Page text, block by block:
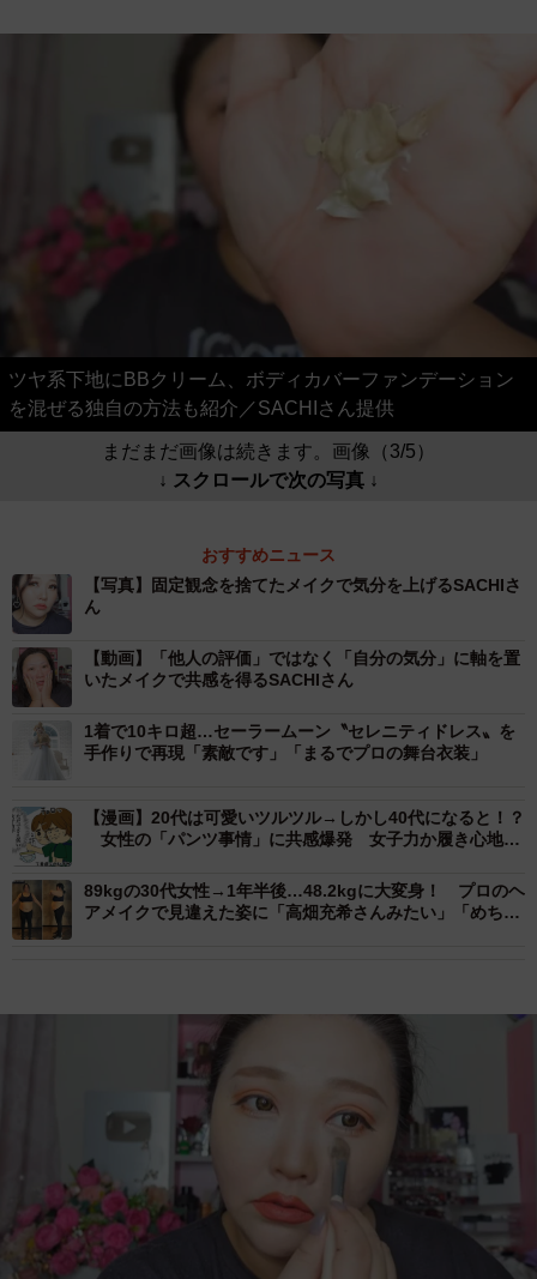
ツヤ系下地にBBクリーム、ボディカバーファンデーション
を混ぜる独自の方法も紹介／SACHIさん提供
まだまだ画像は続きます。画像（3/5）
↓ スクロールで次の写真 ↓
おすすめニュース
【写真】固定観念を捨てたメイクで気分を上げるSACHIさ
ん
【動画】「他人の評価」ではなく「自分の気分」に軸を置
いたメイクで共感を得るSACHIさん
1着で10キロ超…セーラームーン〝セレニティドレス〟を
手作りで再現「素敵です」「まるでプロの舞台衣装」
【漫画】20代は可愛いツルツル→しかし40代になると！？
女性の「パンツ事情」に共感爆発 女子力か履き心地
89kgの30代女性→1年半後…48.2kgに大変身！ プロのヘ
アメイクで見違えた姿に「高畑充希さんみたい」「めちゃ